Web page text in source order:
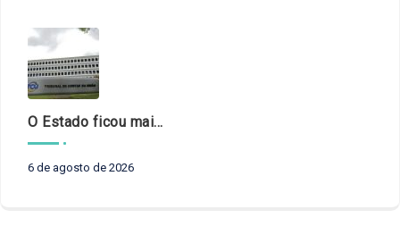
O Estado ficou mais complexo. O controle precisa acompanhar
6 de agosto de 2026